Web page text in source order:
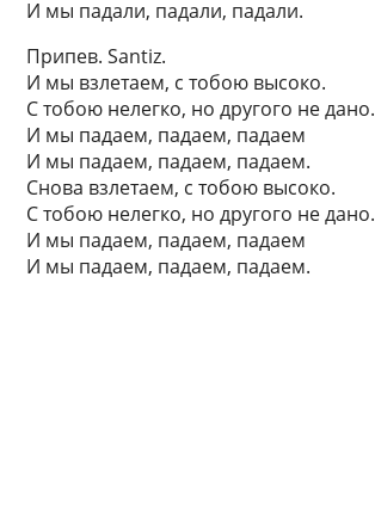
И мы падали, падали, падали.
Припев. Santiz.
И мы взлетаем, с тобою высоко.
С тобою нелегко, но другого не дано.
И мы падаем, падаем, падаем
И мы падаем, падаем, падаем.
Снова взлетаем, с тобою высоко.
С тобою нелегко, но другого не дано.
И мы падаем, падаем, падаем
И мы падаем, падаем, падаем.